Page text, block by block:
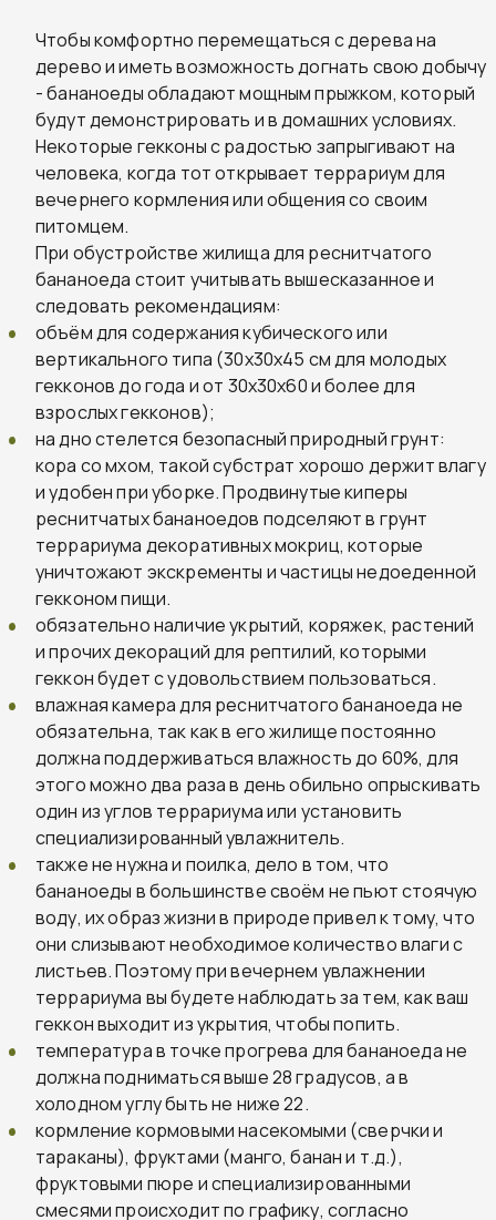
Чтобы комфортно перемещаться с дерева на
дерево и иметь возможность догнать свою добычу
- бананоеды обладают мощным прыжком, который
будут демонстрировать и в домашних условиях.
Некоторые гекконы с радостью запрыгивают на
человека, когда тот открывает террариум для
вечернего кормления или общения со своим
питомцем.
При обустройстве жилища для реснитчатого
бананоеда стоит учитывать вышесказанное и
следовать рекомендациям:
объём для содержания кубического или
вертикального типа (30х30х45 см для молодых
гекконов до года и от 30х30х60 и более для
взрослых гекконов);
на дно стелется безопасный природный грунт:
кора со мхом, такой субстрат хорошо держит влагу
и удобен при уборке. Продвинутые киперы
реснитчатых бананоедов подселяют в грунт
террариума декоративных мокриц, которые
уничтожают экскременты и частицы недоеденной
гекконом пищи.
обязательно наличие укрытий, коряжек, растений
и прочих декораций для рептилий, которыми
геккон будет с удовольствием пользоваться.
влажная камера для реснитчатого бананоеда не
обязательна, так как в его жилище постоянно
должна поддерживаться влажность до 60%, для
этого можно два раза в день обильно опрыскивать
один из углов террариума или установить
специализированный увлажнитель.
также не нужна и поилка, дело в том, что
бананоеды в большинстве своём не пьют стоячую
воду, их образ жизни в природе привел к тому, что
они слизывают необходимое количество влаги с
листьев. Поэтому при вечернем увлажнении
террариума вы будете наблюдать за тем, как ваш
геккон выходит из укрытия, чтобы попить.
температура в точке прогрева для бананоеда не
должна подниматься выше 28 градусов, а в
холодном углу быть не ниже 22.
кормление кормовыми насекомыми (сверчки и
тараканы), фруктами (манго, банан и т.д.),
фруктовыми пюре и специализированными
смесями происходит по графику, согласно